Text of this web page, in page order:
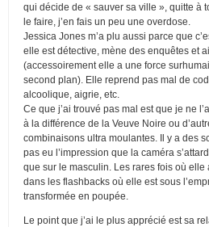
qui décide de « sauver sa ville », quitte à
le faire, j’en fais un peu une overdose.
Jessica Jones m’a plu aussi parce que
elle est détective, mène des enquêtes et
(accessoirement elle a une force
second plan). Elle reprend pas mal de
alcoolique, aigrie, etc.
Ce que j’ai trouvé pas mal est que je ne
à la différence de la Veuve Noire ou
combinaisons ultra moulantes. Il y a des
pas eu l’impression que la caméra
que sur le masculin. Les rares fois où elle
dans les flashbacks où elle est sous
transformée en poupée.
Le point que j’ai le plus apprécié est sa